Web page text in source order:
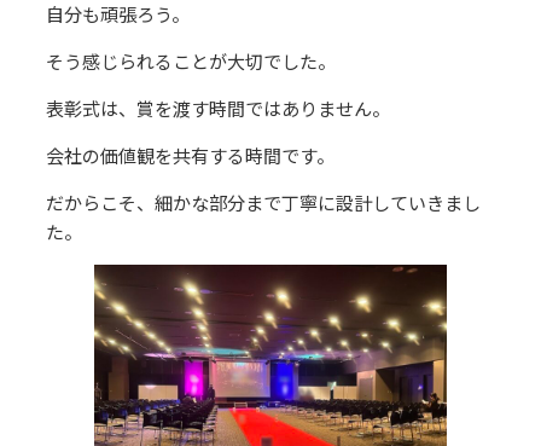
自分も頑張ろう。
そう感じられることが大切でした。
表彰式は、賞を渡す時間ではありません。
会社の価値観を共有する時間です。
だからこそ、細かな部分まで丁寧に設計していきまし
た。